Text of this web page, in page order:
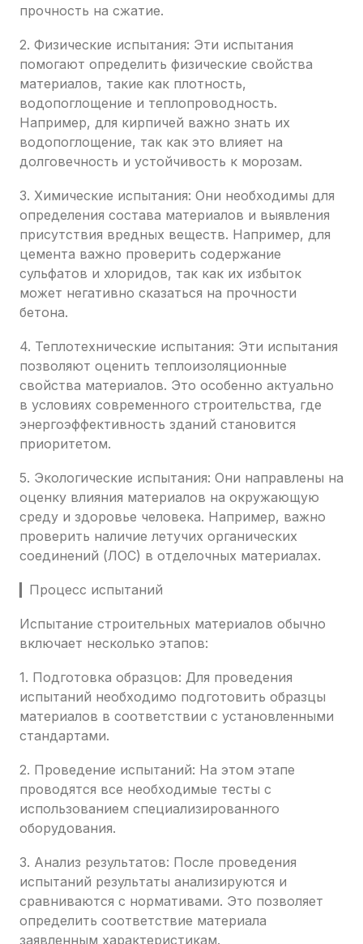
прочность на сжатие.
2. Физические испытания: Эти испытания
помогают определить физические свойства
материалов, такие как плотность,
водопоглощение и теплопроводность.
Например, для кирпичей важно знать их
водопоглощение, так как это влияет на
долговечность и устойчивость к морозам.
3. Химические испытания: Они необходимы для
определения состава материалов и выявления
присутствия вредных веществ. Например, для
цемента важно проверить содержание
сульфатов и хлоридов, так как их избыток
может негативно сказаться на прочности
бетона.
4. Теплотехнические испытания: Эти испытания
позволяют оценить теплоизоляционные
свойства материалов. Это особенно актуально
в условиях современного строительства, где
энергоэффективность зданий становится
приоритетом.
5. Экологические испытания: Они направлены на
оценку влияния материалов на окружающую
среду и здоровье человека. Например, важно
проверить наличие летучих органических
соединений (ЛОС) в отделочных материалах.
▎Процесс испытаний
Испытание строительных материалов обычно
включает несколько этапов:
1. Подготовка образцов: Для проведения
испытаний необходимо подготовить образцы
материалов в соответствии с установленными
стандартами.
2. Проведение испытаний: На этом этапе
проводятся все необходимые тесты с
использованием специализированного
оборудования.
3. Анализ результатов: После проведения
испытаний результаты анализируются и
сравниваются с нормативами. Это позволяет
определить соответствие материала
заявленным характеристикам.